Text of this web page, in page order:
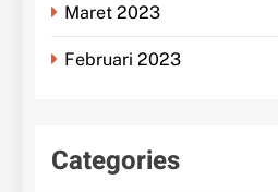
Maret 2023
Februari 2023
Categories